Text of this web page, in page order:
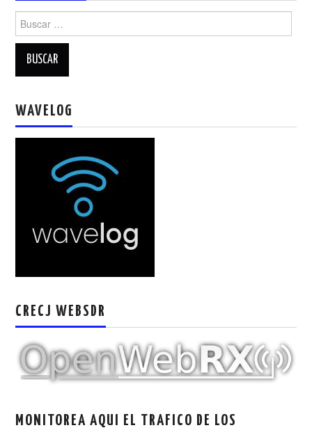
PLAN DE BANDAS DE
RADIOAFICIONADOS EN MEXICO
SALÓN DE LA FAMA DEL CRECJ
SOLICITUD DE INGRESO
SOTA Y POTA
W5WIN
WAVELOG
AUTENTIFICACIÓN DE MIEMBROS DEL
CRECJ
MUMLA APP ( MUY FÁCIL )
Buscar:
WAVELOG
CRECJ WEBSDR
MONITOREA AQUI EL TRAFICO DE LOS